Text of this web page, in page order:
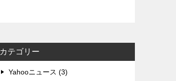
カテゴリー
Yahooニュース (3)